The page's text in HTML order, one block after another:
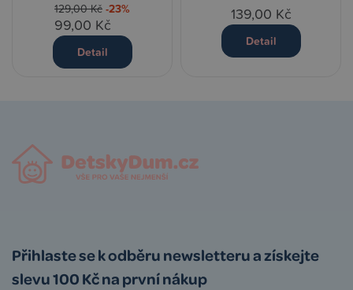
129,00 Kč -23%
99,00 Kč
Detail
139,00 Kč
Detail
Přihlaste se k odběru newsletteru a získejte
slevu 100 Kč na první nákup